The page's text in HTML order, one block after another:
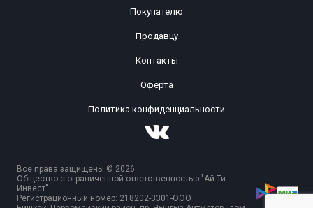
Покупателю
Продавцу
Контакты
Оферта
Политика конфиденциальности
Все права защищены © 2026
Общество с ограниченной ответственностью "Ай Ти
Инвест"
Регистрационный номер: 218202-3301-ООО